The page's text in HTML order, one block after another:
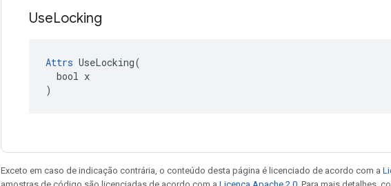
UseLocking
Attrs UseLocking(
  bool x
)
Exceto em caso de indicação contrária, o conteúdo desta página é licenciado de acordo com a